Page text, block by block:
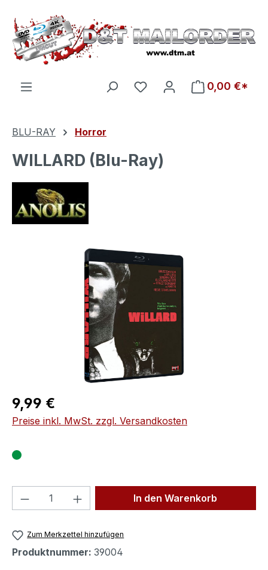
Zum Hauptinhalt springen
Du hast 0 Produkte auf
0,00 €*
BLU-RAY Horror
WILLARD (Blu-Ray)
Bildergalerie überspringen
Regulärer Preis:
9,99 €
Preise inkl. MwSt. zzgl. Versandkosten
Produkt Anzahl: Gib denIn den Warenkorb
Zum Merkzettel hinzufügen
Produktnummer: 39004